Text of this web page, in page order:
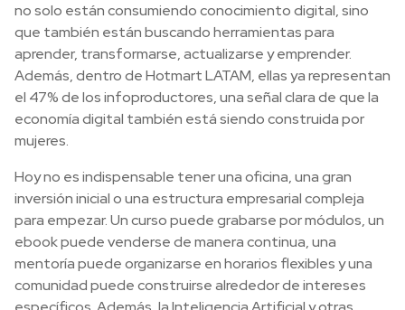
no solo están consumiendo conocimiento digital, sino
que también están buscando herramientas para
aprender, transformarse, actualizarse y emprender.
Además, dentro de Hotmart LATAM, ellas ya representan
el 47% de los infoproductores, una señal clara de que la
economía digital también está siendo construida por
mujeres.
Hoy no es indispensable tener una oficina, una gran
inversión inicial o una estructura empresarial compleja
para empezar. Un curso puede grabarse por módulos, un
ebook puede venderse de manera continua, una
mentoría puede organizarse en horarios flexibles y una
comunidad puede construirse alrededor de intereses